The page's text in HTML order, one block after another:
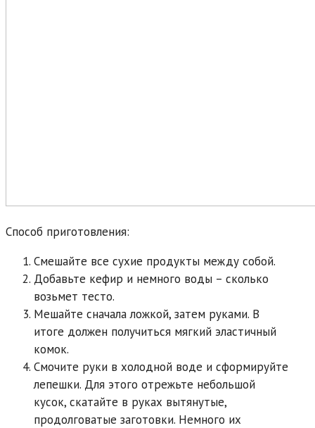
Способ приготовления:
Смешайте все сухие продукты между собой.
Добавьте кефир и немного воды – сколько
возьмет тесто.
Мешайте сначала ложкой, затем руками. В
итоге должен получиться мягкий эластичный
комок.
Смочите руки в холодной воде и сформируйте
лепешки. Для этого отрежьте небольшой
кусок, скатайте в руках вытянутые,
продолговатые заготовки. Немного их